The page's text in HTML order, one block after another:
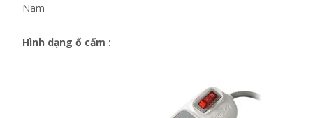
Nam
Hình dạng ổ cấm :